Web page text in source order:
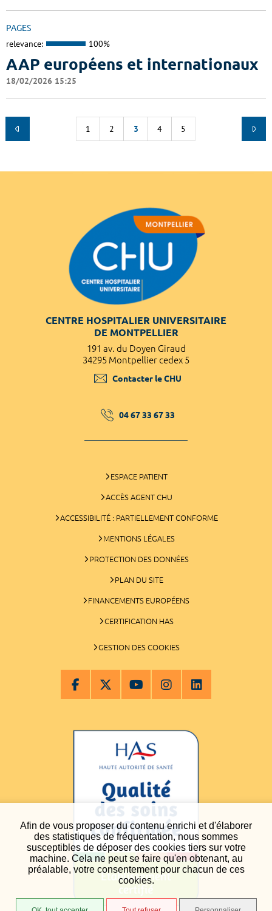
Afin de vous proposer du contenu enrichi et d'élaborer
des statistiques de fréquentation, nous sommes
susceptibles de déposer des cookies tiers sur votre
machine. Cela ne peut se faire qu'en obtenant, au
préalable, votre consentement pour chacun de ces
cookies.
PAGES
relevance: 100%
AAP européens et internationaux
18/02/2026 15:25
1 2 3 4 5
CENTRE HOSPITALIER UNIVERSITAIRE
DE MONTPELLIER
191 av. du Doyen Giraud
34295 Montpellier cedex 5
Contacter le CHU
04 67 33 67 33
ESPACE PATIENT
ACCÈS AGENT CHU
ACCESSIBILITÉ : PARTIELLEMENT CONFORME
MENTIONS LÉGALES
PROTECTION DES DONNÉES
PLAN DU SITE
FINANCEMENTS EUROPÉENS
CERTIFICATION HAS
GESTION DES COOKIES